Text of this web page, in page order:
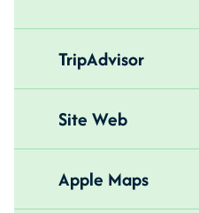
TripAdvisor
Site Web
Apple Maps